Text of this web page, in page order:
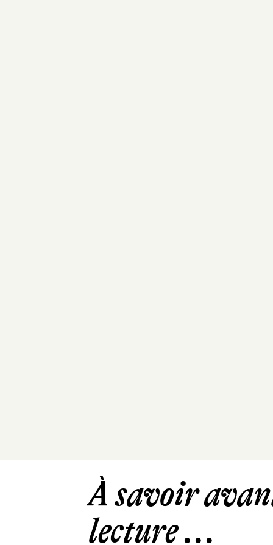
À savoir
lecture ...